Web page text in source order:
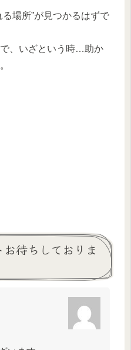
場所”が見つかるはずで
、いざという時…助か
待ちしておりま